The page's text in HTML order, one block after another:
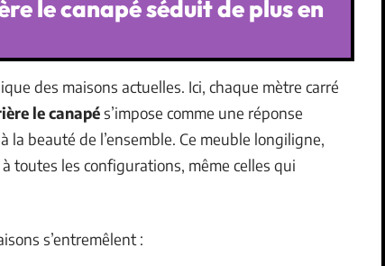
le canapé séduit de plus en
des maisons actuelles. Ici, chaque mètre carré
le canapés’impose comme une réponse
la beauté de l’ensemble. Ce meuble longiligne,
toutes les configurations, même celles qui
s’entremêlent :